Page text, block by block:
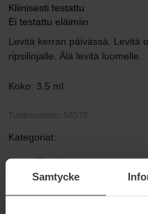
Samtycke
Kliinisesti testattu
Ei testattu eläimiin
Levitä kerran päivässä. Levitä
ripsilinjalle. Älä levitä luomelle.
Koko: 3.5 ml
Tuotenumero: 56570
Kategoriat:
Etusivu
Meikit